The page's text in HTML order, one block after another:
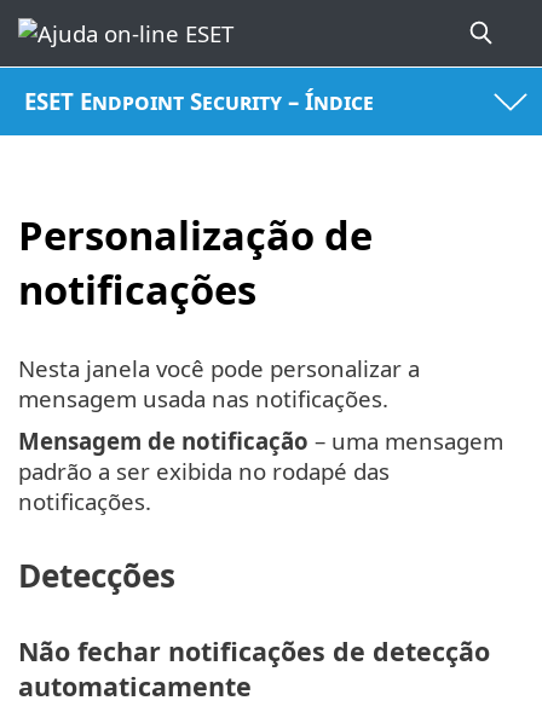
ESET Endpoint Security – Índice
Personalização de
notificações
Nesta janela você pode personalizar a
mensagem usada nas notificações.
Mensagem de notificação – uma mensagem
padrão a ser exibida no rodapé das
notificações.
Detecções
Não fechar notificações de detecção
automaticamente